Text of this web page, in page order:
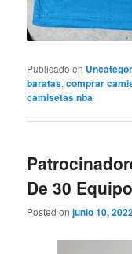
Publicado en
baratas,comprar
camisetas nba
De 30
Posted onjunio 10,